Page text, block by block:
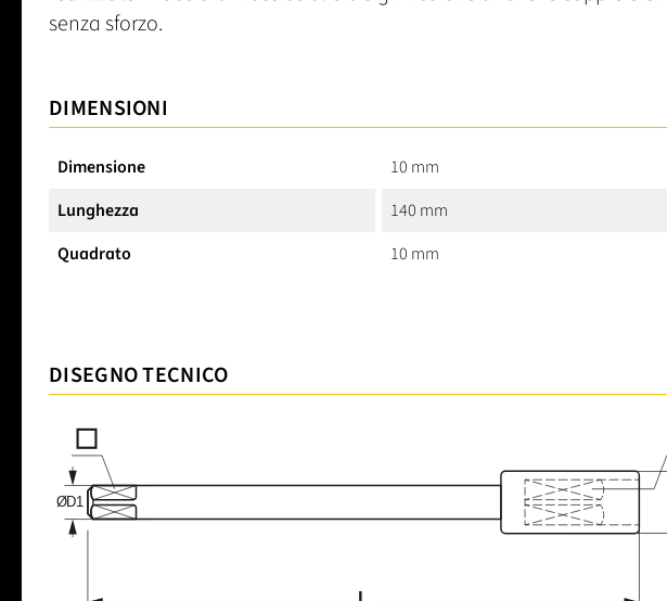
senza sforzo.
DIMENSIONI
Dimensione
10 mm
Lunghezza
140 mm
Quadrato
10 mm
DISEGNO TECNICO